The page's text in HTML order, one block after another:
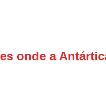
onde a